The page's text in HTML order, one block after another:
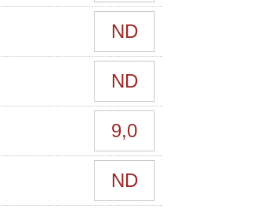
ND
ND
9,0
ND